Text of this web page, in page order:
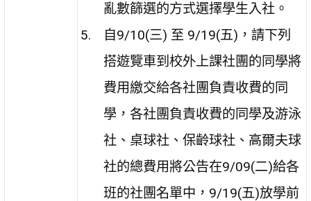
亂數篩選的方式選擇學生入社。
自9/10(三) 至 9/19(五)，請下列
搭遊覽車到校外上課社團的同學將
費用繳交給各社團負責收費的同
學，各社團負責收費的同學及游泳
社、桌球社、保齡球社、高爾夫球
社的總費用將公告在9/09(二)給各
班的社團名單中，9/19(五)放學前